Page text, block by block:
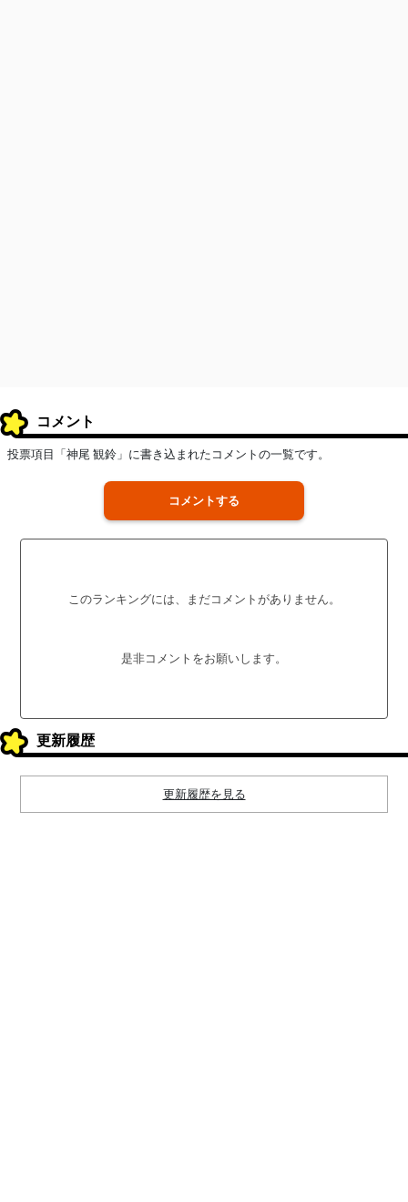
コメント
投票項目「神尾 観鈴」に書き込まれたコメントの一覧です。
コメントする
このランキングには、まだコメントがありません。
是非コメントをお願いします。
更新履歴
更新履歴を見る